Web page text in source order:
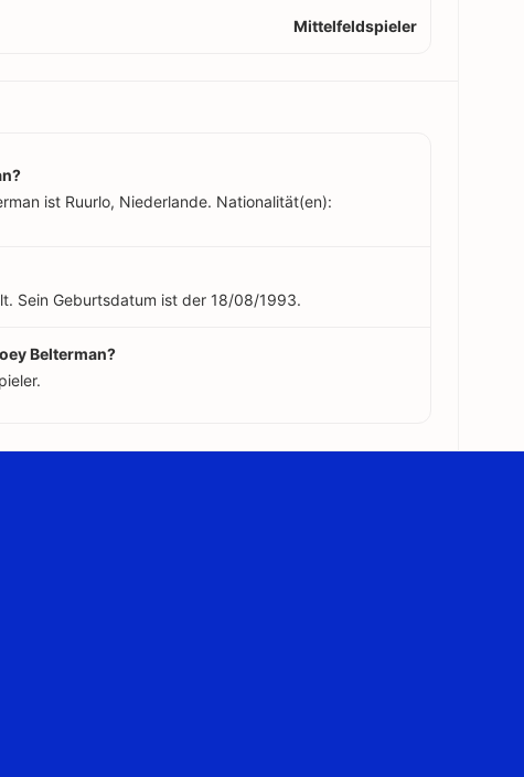
Mittelfeldspieler
ist Ruurlo, Niederlande. Nationalität(en):
Sein Geburtsdatum ist der 18/08/1993.
Belterman?